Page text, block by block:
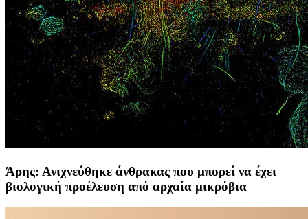
Άρης: Ανιχνεύθηκε άνθρακας που μπορεί να έχει
βιολογική προέλευση από αρχαία μικρόβια